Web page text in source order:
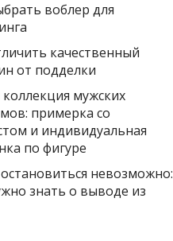
воблер для
качественный
от подделки
мужских
примерка со
и индивидуальная
по фигуре
невозможно:
знать о выводе из